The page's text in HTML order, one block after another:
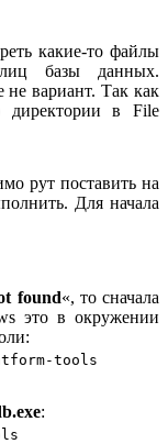
какие-то файлы
базы данных.
вариант. Так как
директории в File
рут поставить на
Для начала
found«, то сначала
это в окружении
tools
: